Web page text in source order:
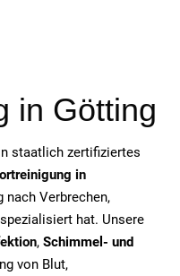
in Götting
staatlich zertifiziertes
in
nach Verbrechen,
hat. Unsere
, Schimmel- und
von Blut,